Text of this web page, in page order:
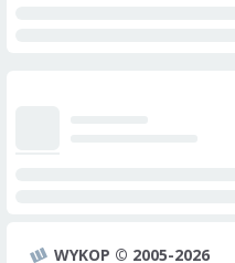
WYKOP © 2005-2026